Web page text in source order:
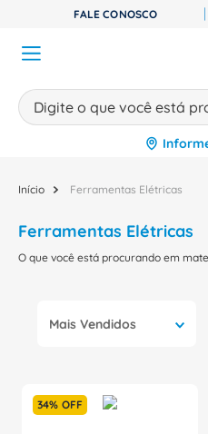
FALE CONOSCO
Digite o que você está
Ferramentas Elétricas
Ferramentas Elétricas
O que você está procurando em
Mais Vendidos
34% OFF
TERMOS MAIS BUSCADOS
1 disjuntor
8 º caixa passagem